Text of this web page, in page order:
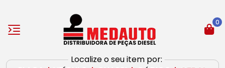
Localize o seu item por:
0